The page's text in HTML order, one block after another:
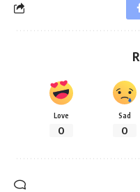
Love
0
Sad
0